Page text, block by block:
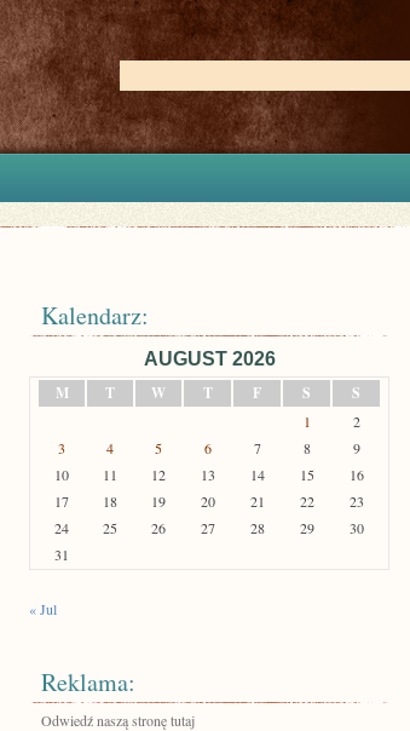
Kalendarz:
AUGUST 2026
M
T W T F S S
1
2
3
4 5 6 7 8
9
10
11 12 13 14 15
16
17
18 19 20 21 22
23
24
25 26 27 28 29
30
31
« Jul
Reklama:
Odwiedź naszą stronę tutaj